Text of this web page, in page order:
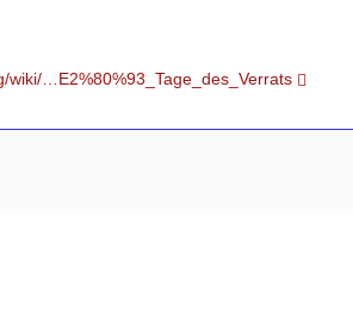
wiki/…E2%80%93_Tage_des_Verrats